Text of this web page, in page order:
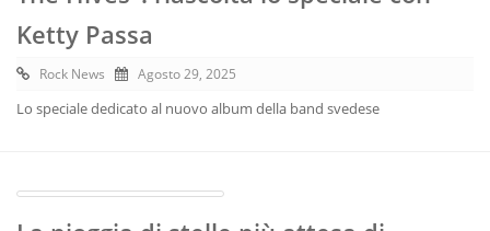
Ketty Passa
Rock News Agosto 29, 2025
Lo speciale dedicato al nuovo album della band svedese